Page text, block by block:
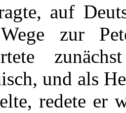
auf
zur
und als
redete er